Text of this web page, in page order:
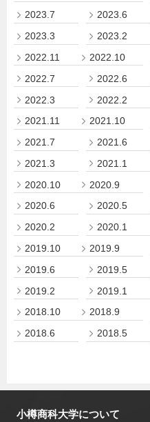
2023.7
2023.6
2023.3
2023.2
2022.11
2022.10
2022.7
2022.6
2022.3
2022.2
2021.11
2021.10
2021.7
2021.6
2021.3
2021.1
2020.10
2020.9
2020.6
2020.5
2020.2
2020.1
2019.10
2019.9
2019.6
2019.5
2019.2
2019.1
2018.10
2018.9
2018.6
2018.5
小樽商科大学について